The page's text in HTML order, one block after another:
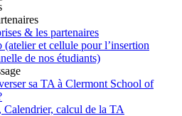
& les partenaires
(atelier et cellule pour l’insertion
de nos étudiants)
sa TA à Clermont School of
Calendrier, calcul de la TA